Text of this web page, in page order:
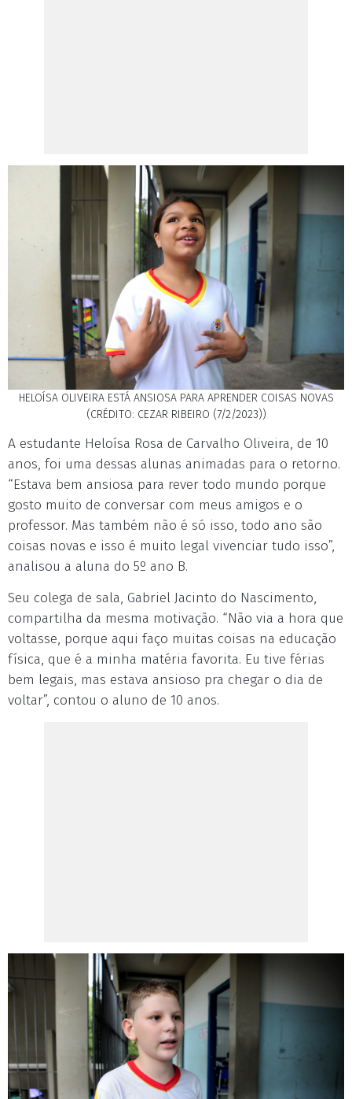
HELOÍSA OLIVEIRA ESTÁ ANSIOSA PARA APRENDER COISAS NOVAS
(CRÉDITO: CEZAR RIBEIRO (7/2/2023))
A estudante Heloísa Rosa de Carvalho Oliveira, de 10
anos, foi uma dessas alunas animadas para o retorno.
“Estava bem ansiosa para rever todo mundo porque
gosto muito de conversar com meus amigos e o
professor. Mas também não é só isso, todo ano são
coisas novas e isso é muito legal vivenciar tudo isso”,
analisou a aluna do 5º ano B.
Seu colega de sala, Gabriel Jacinto do Nascimento,
compartilha da mesma motivação. “Não via a hora que
voltasse, porque aqui faço muitas coisas na educação
física, que é a minha matéria favorita. Eu tive férias
bem legais, mas estava ansioso pra chegar o dia de
voltar”, contou o aluno de 10 anos.